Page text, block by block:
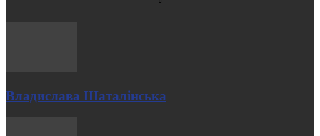
Владислава Шаталінська